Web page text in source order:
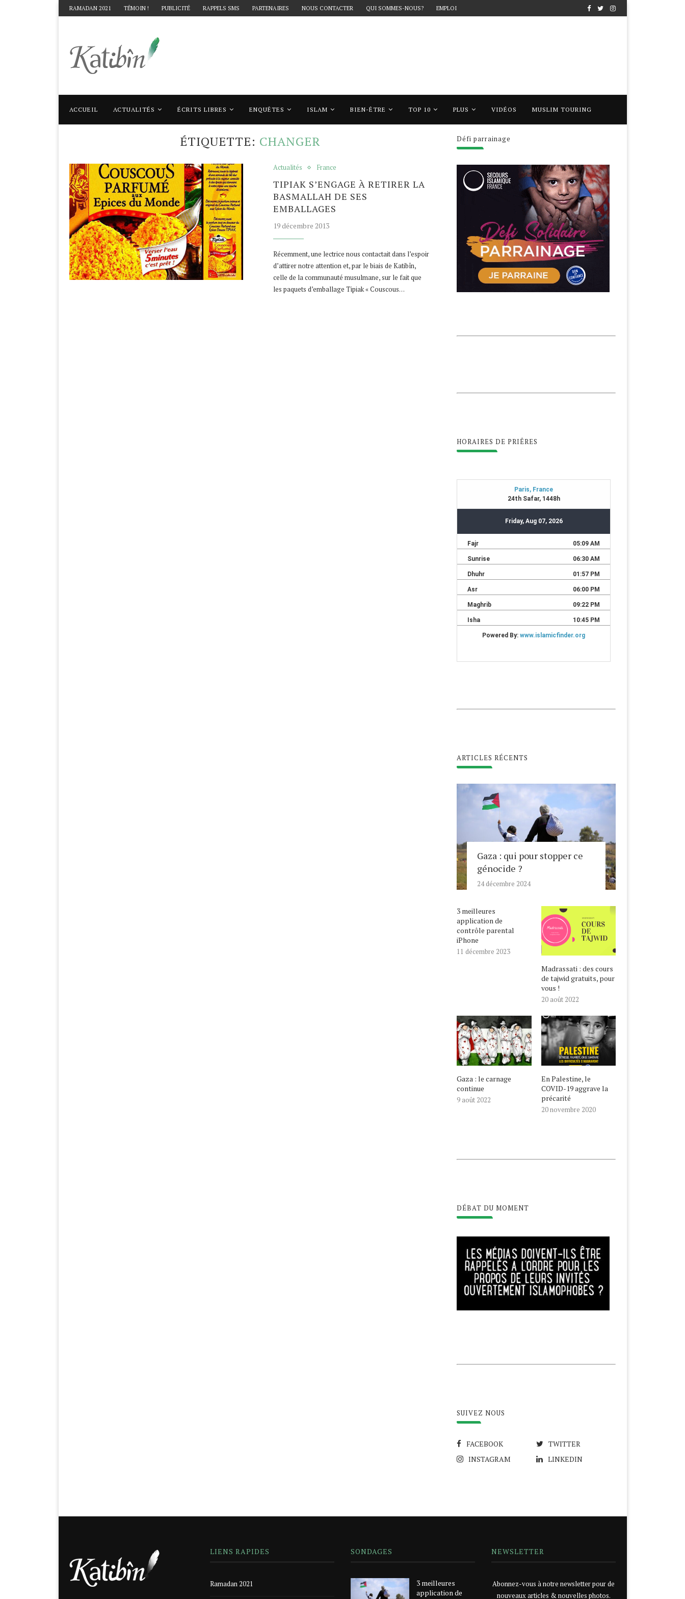
RAMADAN 2021 TÉMOIN ! PUBLICITÉ RAPPELS SMS PARTENAIRES NOUS CONTACTER QUI SOMMES-NOUS? EMPLOI
ACCUEIL ACTUALITÉS ÉCRITS LIBRES ENQUÊTES ISLAM BIEN-ÊTRE TOP 10 PLUS VIDÉOS MUSLIM TOURING
Accueil Mots clés Articles taggés avec "changer"
ÉTIQUETTE: CHANGER
Actualités France
TIPIAK S’ENGAGE À RETIRER LA
BASMALLAH DE SES
EMBALLAGES
19 décembre 2013
Récemment, une lectrice nous contactait dans l’espoir
d’attirer notre attention et, par le biais de Katibîn,
celle de la communauté musulmane, sur le fait que
les paquets d’emballage Tipiak « Couscous…
Défi parrainage
HORAIRES DE PRIÊRES
ARTICLES RÉCENTS
Gaza : qui pour stopper ce
génocide ?
24 décembre 2024
3 meilleures
application de
contrôle parental
iPhone
11 décembre 2023
Madrassati : des cours
de tajwid gratuits, pour
vous !
20 août 2022
Gaza : le carnage
continue
9 août 2022
En Palestine, le
COVID-19 aggrave la
précarité
20 novembre 2020
DÉBAT DU MOMENT
SUIVEZ NOUS
FACEBOOK
TWITTER
INSTAGRAM
LINKEDIN
LIENS RAPIDES
Ramadan 2021
SONDAGES
3 meilleures
application de
NEWSLETTER
Abonnez-vous à notre newsletter pour de
nouveaux articles & nouvelles photos.